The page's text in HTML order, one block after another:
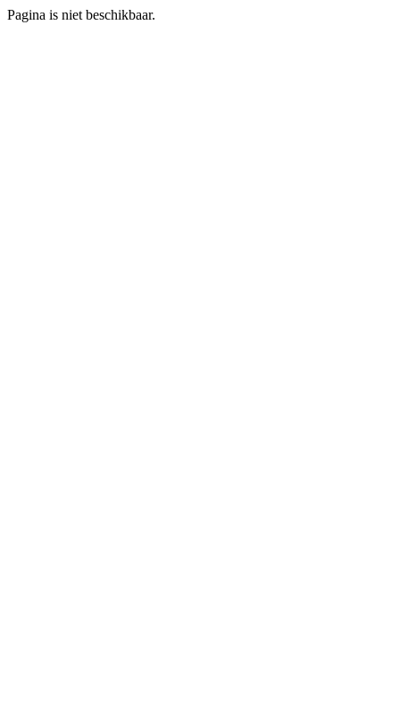
Pagina is niet beschikbaar.